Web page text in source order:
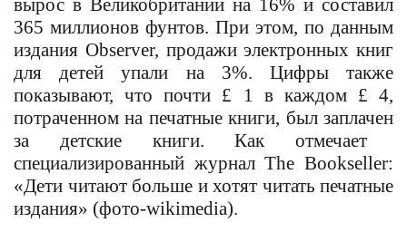
вырос в Великобритании на 16% и составил
365 миллионов фунтов. При этом, по данным
издания Observer, продажи электронных книг
для детей упали на 3%. Цифры также
показывают, что почти £ 1 в каждом £ 4,
потраченном на печатные книги, был заплачен
за детские книги. Как отмечает
специализированный журнал The Bookseller:
«Дети читают больше и хотят читать печатные
издания» (фото-wikimedia).